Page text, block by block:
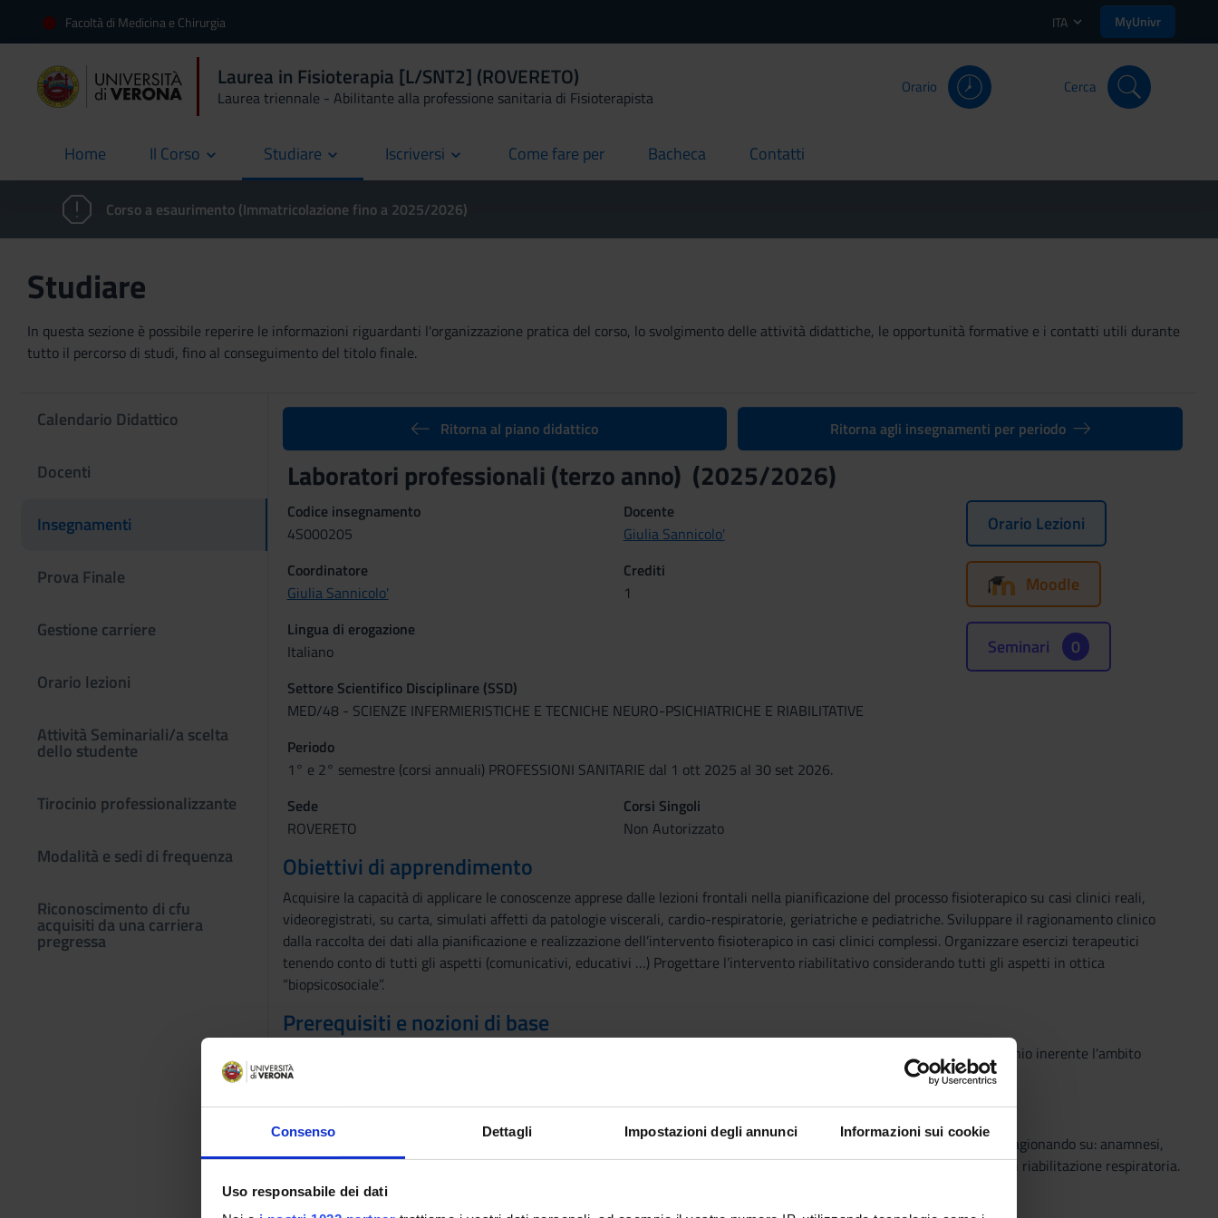
Consenso Dettagli Impostazioni degli annunci Informazioni sui cookie
Uso responsabile dei dati
Facoltà di Medicina e Chirurgia ITA MyUnivr
Laurea in Fisioterapia [L/SNT2] (ROVERETO)
Laurea triennale - Abilitante alla professione sanitaria di Fisioterapista
Orario Cerca
Home
current Il Corso Studiare Iscriversi Come fare per
current Bacheca
current Contatti
current
Corso a esaurimento (Immatricolazione fino a 2025/2026)
Studiare
In questa sezione è possibile reperire le informazioni riguardanti l'organizzazione pratica del corso, lo svolgimento delle attività didattiche, le opportunità formative e i contatti utili durante
tutto il percorso di studi, fino al conseguimento del titolo finale.
Calendario Didattico
Docenti
Insegnamenti
Prova Finale
Gestione carriere
Orario lezioni
Attività Seminariali/a scelta
dello studente
Tirocinio professionalizzante
Modalità e sedi di frequenza
Riconoscimento di cfu
acquisiti da una carriera
pregressa
Ritorna al piano didattico Ritorna agli insegnamenti per periodo
Laboratori professionali (terzo anno) (2025/2026)
Codice insegnamento
4S000205
Docente
Giulia Sannicolo'
Coordinatore
Giulia Sannicolo'
Crediti
1
Lingua di erogazione
Italiano
Settore Scientifico Disciplinare (SSD)
MED/48 - SCIENZE INFERMIERISTICHE E TECNICHE NEURO-PSICHIATRICHE E RIABILITATIVE
Periodo
1° e 2° semestre (corsi annuali) PROFESSIONI SANITARIE dal 1 ott 2025 al 30 set 2026.
Sede
ROVERETO
Corsi Singoli
Non Autorizzato
Orario Lezioni
Moodle
Seminari 0
Obiettivi di apprendimento
Acquisire la capacità di applicare le conoscenze apprese dalle lezioni frontali nella pianificazione del processo fisioterapico su casi clinici reali,
videoregistrati, su carta, simulati affetti da patologie viscerali, cardio-respiratorie, geriatriche e pediatriche. Sviluppare il ragionamento clinico
dalla raccolta dei dati alla pianificazione e realizzazione dell’intervento fisioterapico in casi clinici complessi. Organizzare esercizi terapeutici
tenendo conto di tutti gli aspetti (comunicativi, educativi …) Progettare l’intervento riabilitativo considerando tutti gli aspetti in ottica
“biopsicosociale”.
Prerequisiti e nozioni di base
Aver frequentato le lezioni del primo semestre terzo anno. Aver concluso positivamente il percorso formativo e di tirocinio inerente l'ambito
neurologico del secondo anno.
Programma
Discussione di casi clinici inerenti riabilitazione neurologica, respiratoria e pediatrica. Gli studenti affronteranno i casi ragionando su: anamnesi,
esame obiettivo e valutazione funzionale, individuazione degli obiettivi, proposte di trattamento. Utilizzo di dispositivi di riabilitazione respiratoria.
Modalità didattiche